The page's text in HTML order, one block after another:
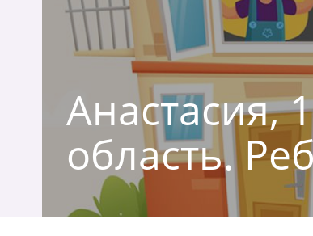
Анастасия,
область.